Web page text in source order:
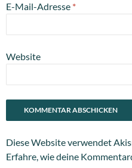
E-Mail-Adresse *
Website
Diese Website verwendet
Erfahre, wie deine